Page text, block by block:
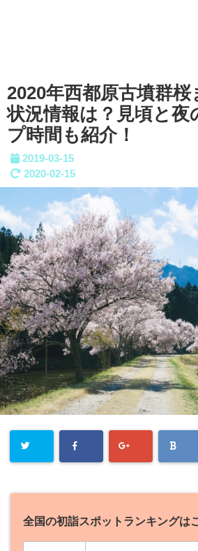
2020年西都原古墳群
状況情報は？見頃と夜
プ時間も紹介！
2019-03-15
2020-02-15
全国の初詣スポットランキングは